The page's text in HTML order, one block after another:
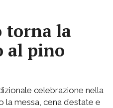
torna la
al pino
celebrazione nella
messa, cena d’estate e